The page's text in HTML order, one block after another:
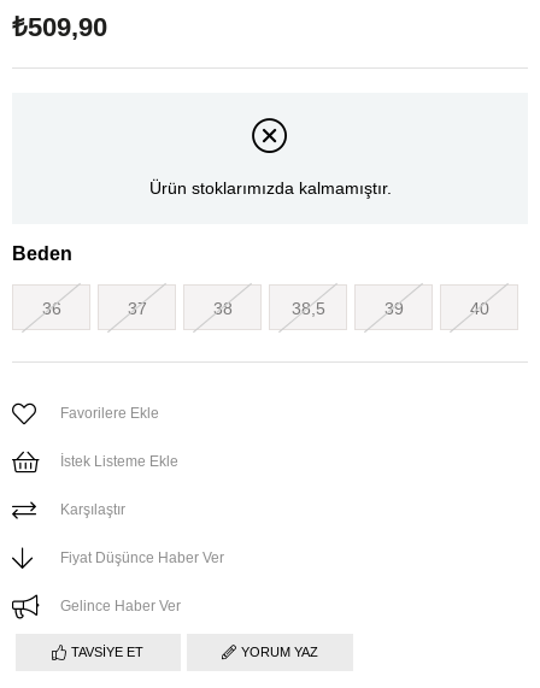
₺509,90
Ürün stoklarımızda kalmamıştır.
Beden
36 37 38 38,5 39 40
Favorilere Ekle
İstek Listeme Ekle
Karşılaştır
Fiyat Düşünce Haber Ver
Gelince Haber Ver
TAVSIYE ET YORUM YAZ